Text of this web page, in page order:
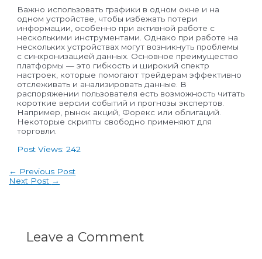
Важно использовать графики в одном окне и на
одном устройстве, чтобы избежать потери
информации, особенно при активной работе с
несколькими инструментами. Однако при работе на
нескольких устройствах могут возникнуть проблемы
с синхронизацией данных. Основное преимущество
платформы — это гибкость и широкий спектр
настроек, которые помогают трейдерам эффективно
отслеживать и анализировать данные. В
распоряжении пользователя есть возможность читать
короткие версии событий и прогнозы экспертов.
Например, рынок акций, Форекс или облигаций.
Некоторые скрипты свободно применяют для
торговли.
Post Views: 242
Post
navigation
← Previous Post
Next Post →
Leave a Comment